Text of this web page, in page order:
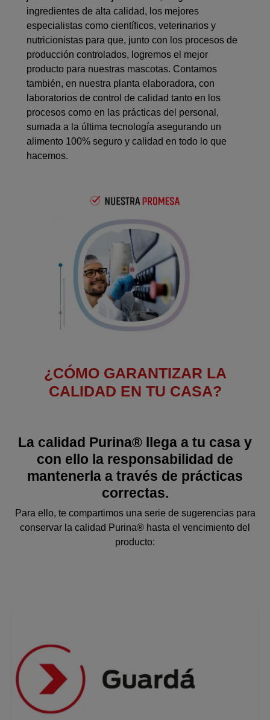
ingredientes de alta calidad, los mejores
especialistas como científicos, veterinarios y
nutricionistas para que, junto con los procesos de
producción controlados, logremos el mejor
producto para nuestras mascotas. Contamos
también, en nuestra planta elaboradora, con
laboratorios de control de calidad tanto en los
procesos como en las prácticas del personal,
sumada a la última tecnología asegurando un
alimento 100% seguro y calidad en todo lo que
hacemos.
¿CÓMO GARANTIZAR LA
CALIDAD EN TU CASA?
La calidad Purina® llega a tu casa y
con ello la responsabilidad de
mantenerla a través de prácticas
correctas.
Para ello, te compartimos una serie de sugerencias para
conservar la calidad Purina® hasta el vencimiento del
producto: